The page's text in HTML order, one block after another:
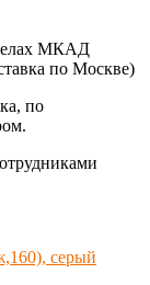
МКАД
по Москве)
по